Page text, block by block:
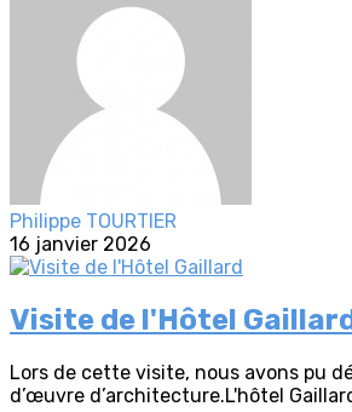
Philippe TOURTIER
16 janvier 2026
Visite de l'Hôtel
Lors de cette visite, nous avons pu
d’œuvre d’architecture.L'hôtel